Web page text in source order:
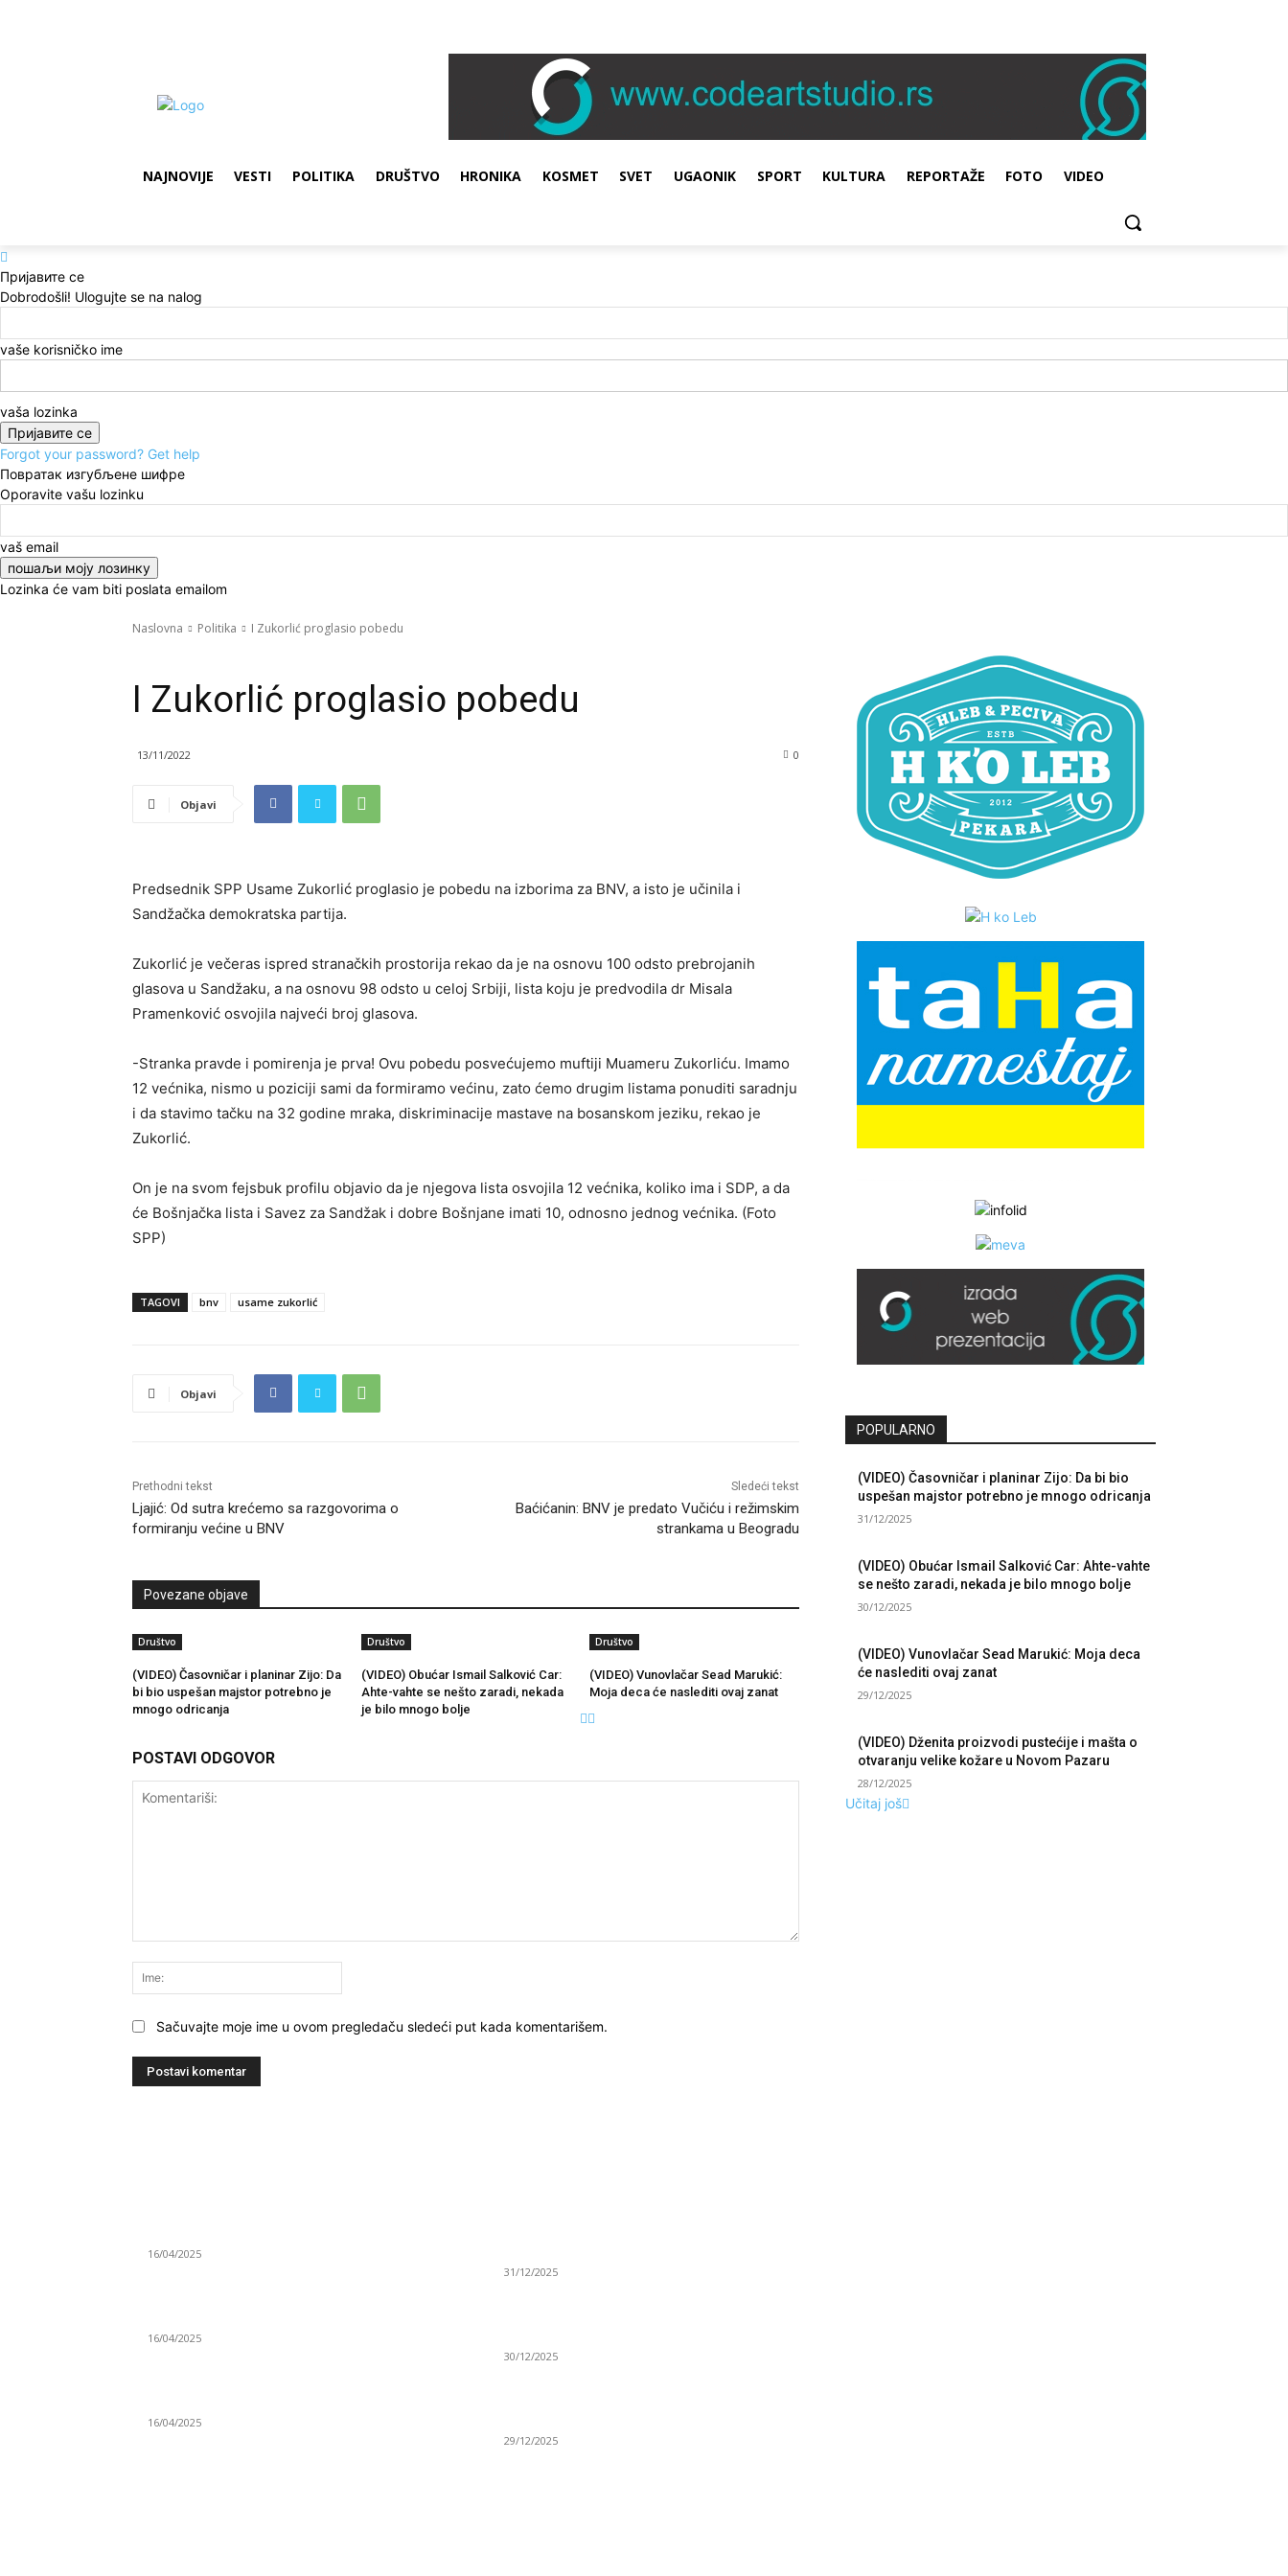
NAJNOVIJE VESTI POLITIKA DRUŠTVO HRONIKA KOSMET SVET UGAONIK SPORT KULTURA REPORTAŽE FOTO VIDEO
Пријавите се
Dobrodošli! Ulogujte se na nalog
vaše korisničko ime
vaša lozinka
Forgot your password? Get help
Повратак изгубљене шифре
Oporavite vašu lozinku
vaš email
Lozinka će vam biti poslata emailom
Naslovna Politika I Zukorlić proglasio pobedu
I Zukorlić proglasio pobedu
13/11/2022 0
Objavi
Predsednik SPP Usame Zukorlić proglasio je pobedu na izborima za BNV, a isto je učinila i
Sandžačka demokratska partija.
Zukorlić je večeras ispred stranačkih prostorija rekao da je na osnovu 100 odsto prebrojanih
glasova u Sandžaku, a na osnovu 98 odsto u celoj Srbiji, lista koju je predvodila dr Misala
Pramenković osvojila najveći broj glasova.
-Stranka pravde i pomirenja je prva! Ovu pobedu posvećujemo muftiji Muameru Zukorliću. Imamo
12 većnika, nismo u poziciji sami da formiramo većinu, zato ćemo drugim listama ponuditi saradnju
i da stavimo tačku na 32 godine mraka, diskriminacije mastave na bosanskom jeziku, rekao je
Zukorlić.
On je na svom fejsbuk profilu objavio da je njegova lista osvojila 12 većnika, koliko ima i SDP, a da
će Bošnjačka lista i Savez za Sandžak i dobre Bošnjane imati 10, odnosno jednog većnika. (Foto
SPP)
TAGOVI bnv usame zukorlić
Objavi
Prethodni tekst
Ljajić: Od sutra krećemo sa razgovorima o
formiranju većine u BNV
Sledeći tekst
Baćićanin: BNV je predato Vučiću i režimskim
strankama u Beogradu
Povezane objave
Društvo
(VIDEO) Časovničar i planinar Zijo: Da
bi bio uspešan majstor potrebno je
mnogo odricanja
Društvo
(VIDEO) Obućar Ismail Salković Car:
Ahte-vahte se nešto zaradi, nekada
je bilo mnogo bolje
Društvo
(VIDEO) Vunovlačar Sead Marukić:
Moja deca će naslediti ovaj zanat
POSTAVI ODGOVOR
Sačuvajte moje ime u ovom pregledaču sledeći put kada komentarišem.
POPULARNO
(VIDEO) Časovničar i planinar Zijo: Da bi bio
uspešan majstor potrebno je mnogo odricanja
31/12/2025
(VIDEO) Obućar Ismail Salković Car: Ahte-vahte
se nešto zaradi, nekada je bilo mnogo bolje
30/12/2025
(VIDEO) Vunovlačar Sead Marukić: Moja deca
će naslediti ovaj zanat
29/12/2025
(VIDEO) Dženita proizvodi pustećije i mašta o
otvaranju velike kožare u Novom Pazaru
28/12/2025
Učitaj još
16/04/2025
16/04/2025
16/04/2025
31/12/2025
30/12/2025
29/12/2025